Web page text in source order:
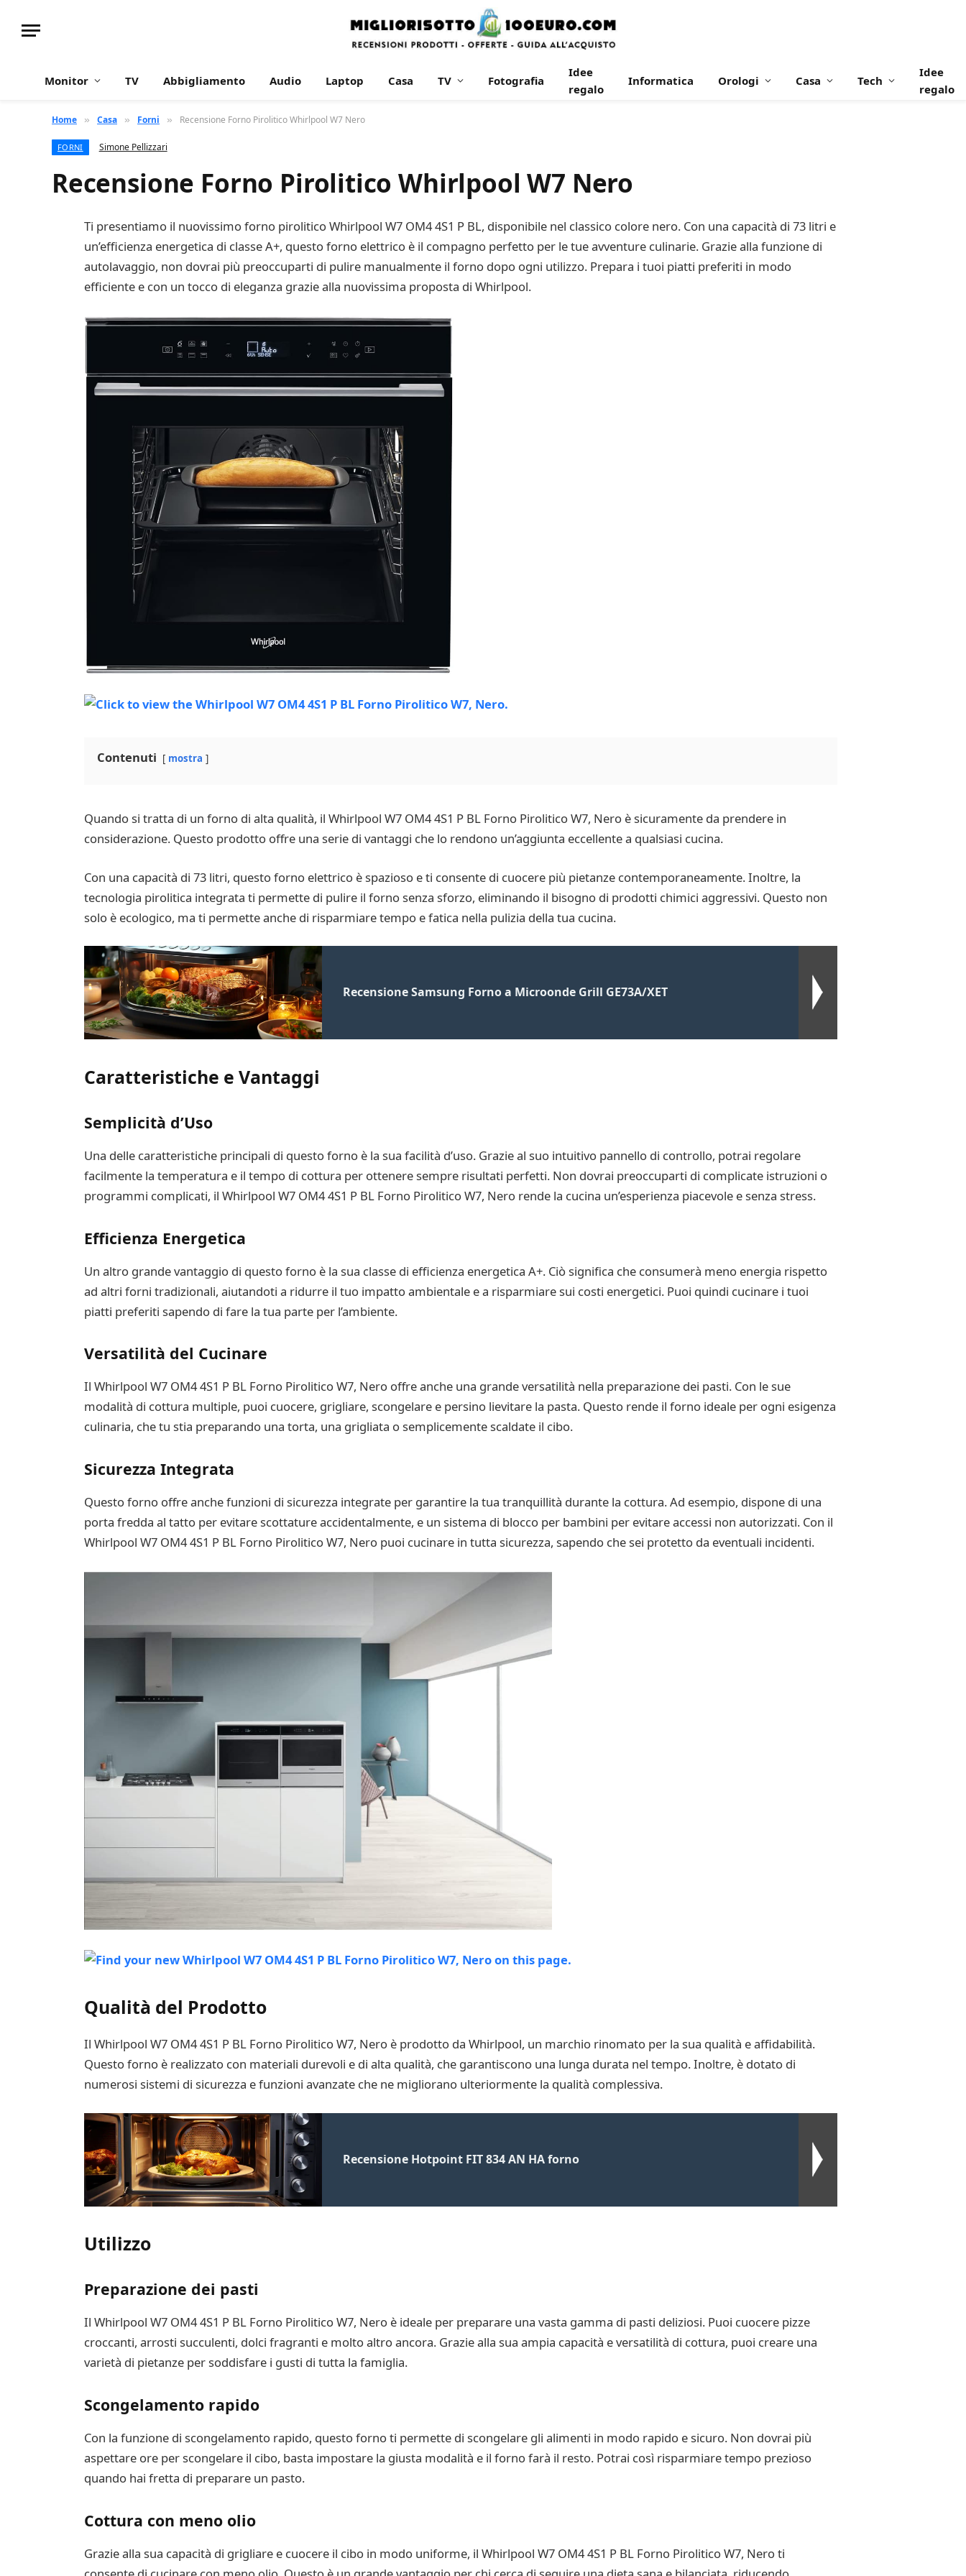
Monitor TV Abbigliamento Audio Laptop Casa TV Fotografia
Idee
regalo
Informatica Orologi Casa Tech
Idee
regalo
Home » Casa » Forni » Recensione Forno Pirolitico Whirlpool W7 Nero
FORNI Simone Pellizzari
Recensione Forno Pirolitico Whirlpool W7 Nero
Ti presentiamo il nuovissimo forno pirolitico Whirlpool W7 OM4 4S1 P BL, disponibile nel classico colore nero. Con una capacità di 73 litri e
un’efficienza energetica di classe A+, questo forno elettrico è il compagno perfetto per le tue avventure culinarie. Grazie alla funzione di
autolavaggio, non dovrai più preoccuparti di pulire manualmente il forno dopo ogni utilizzo. Prepara i tuoi piatti preferiti in modo
efficiente e con un tocco di eleganza grazie alla nuovissima proposta di Whirlpool.
Contenuti mostra
Quando si tratta di un forno di alta qualità, il Whirlpool W7 OM4 4S1 P BL Forno Pirolitico W7, Nero è sicuramente da prendere in
considerazione. Questo prodotto offre una serie di vantaggi che lo rendono un’aggiunta eccellente a qualsiasi cucina.
Con una capacità di 73 litri, questo forno elettrico è spazioso e ti consente di cuocere più pietanze contemporaneamente. Inoltre, la
tecnologia pirolitica integrata ti permette di pulire il forno senza sforzo, eliminando il bisogno di prodotti chimici aggressivi. Questo non
solo è ecologico, ma ti permette anche di risparmiare tempo e fatica nella pulizia della tua cucina.
Recensione Samsung Forno a Microonde Grill GE73A/XET
Caratteristiche e Vantaggi
Semplicità d’Uso
Una delle caratteristiche principali di questo forno è la sua facilità d’uso. Grazie al suo intuitivo pannello di controllo, potrai regolare
facilmente la temperatura e il tempo di cottura per ottenere sempre risultati perfetti. Non dovrai preoccuparti di complicate istruzioni o
programmi complicati, il Whirlpool W7 OM4 4S1 P BL Forno Pirolitico W7, Nero rende la cucina un’esperienza piacevole e senza stress.
Efficienza Energetica
Un altro grande vantaggio di questo forno è la sua classe di efficienza energetica A+. Ciò significa che consumerà meno energia rispetto
ad altri forni tradizionali, aiutandoti a ridurre il tuo impatto ambientale e a risparmiare sui costi energetici. Puoi quindi cucinare i tuoi
piatti preferiti sapendo di fare la tua parte per l’ambiente.
Versatilità del Cucinare
Il Whirlpool W7 OM4 4S1 P BL Forno Pirolitico W7, Nero offre anche una grande versatilità nella preparazione dei pasti. Con le sue
modalità di cottura multiple, puoi cuocere, grigliare, scongelare e persino lievitare la pasta. Questo rende il forno ideale per ogni esigenza
culinaria, che tu stia preparando una torta, una grigliata o semplicemente scaldate il cibo.
Sicurezza Integrata
Questo forno offre anche funzioni di sicurezza integrate per garantire la tua tranquillità durante la cottura. Ad esempio, dispone di una
porta fredda al tatto per evitare scottature accidentalmente, e un sistema di blocco per bambini per evitare accessi non autorizzati. Con il
Whirlpool W7 OM4 4S1 P BL Forno Pirolitico W7, Nero puoi cucinare in tutta sicurezza, sapendo che sei protetto da eventuali incidenti.
Qualità del Prodotto
Il Whirlpool W7 OM4 4S1 P BL Forno Pirolitico W7, Nero è prodotto da Whirlpool, un marchio rinomato per la sua qualità e affidabilità.
Questo forno è realizzato con materiali durevoli e di alta qualità, che garantiscono una lunga durata nel tempo. Inoltre, è dotato di
numerosi sistemi di sicurezza e funzioni avanzate che ne migliorano ulteriormente la qualità complessiva.
Recensione Hotpoint FIT 834 AN HA forno
Utilizzo
Preparazione dei pasti
Il Whirlpool W7 OM4 4S1 P BL Forno Pirolitico W7, Nero è ideale per preparare una vasta gamma di pasti deliziosi. Puoi cuocere pizze
croccanti, arrosti succulenti, dolci fragranti e molto altro ancora. Grazie alla sua ampia capacità e versatilità di cottura, puoi creare una
varietà di pietanze per soddisfare i gusti di tutta la famiglia.
Scongelamento rapido
Con la funzione di scongelamento rapido, questo forno ti permette di scongelare gli alimenti in modo rapido e sicuro. Non dovrai più
aspettare ore per scongelare il cibo, basta impostare la giusta modalità e il forno farà il resto. Potrai così risparmiare tempo prezioso
quando hai fretta di preparare un pasto.
Cottura con meno olio
Grazie alla sua capacità di grigliare e cuocere il cibo in modo uniforme, il Whirlpool W7 OM4 4S1 P BL Forno Pirolitico W7, Nero ti